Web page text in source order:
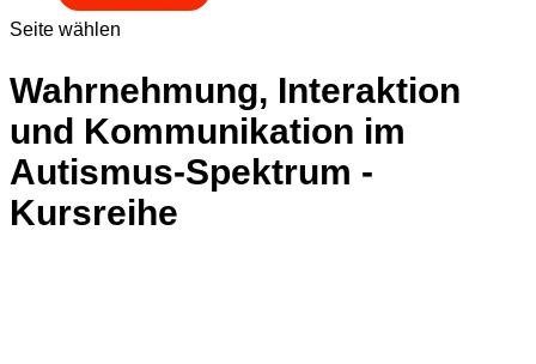
Seite wählen
Wahrnehmung, Interaktion
und Kommunikation im
Autismus-Spektrum -
Kursreihe